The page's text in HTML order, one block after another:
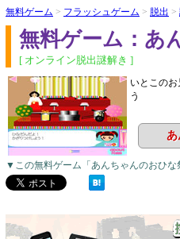
無料ゲーム > フラッシュゲーム > 脱出 >
無料ゲーム：あ
[ オンライン脱出謎解き ]
いとこの
う
あ
▼この無料ゲーム「あんちゃんのおひ